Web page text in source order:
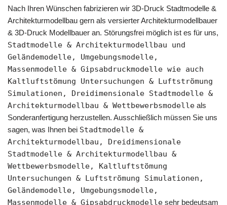
Nach Ihren Wünschen fabrizieren wir 3D-Druck Stadtmodelle &
Architekturmodellbau gern als versierter Architekturmodellbauer
& 3D-Druck Modellbauer an. Störungsfrei möglich ist es für uns,
Stadtmodelle & Architekturmodellbau und
Geländemodelle, Umgebungsmodelle,
Massenmodelle & Gipsabdruckmodelle wie auch
Kaltluftstömung Untersuchungen & Luftströmung
Simulationen, Dreidimensionale Stadtmodelle &
Architekturmodellbau & Wettbewerbsmodelle als
Sonderanfertigung herzustellen. Ausschließlich müssen Sie uns
sagen, was Ihnen bei Stadtmodelle &
Architekturmodellbau, Dreidimensionale
Stadtmodelle & Architekturmodellbau &
Wettbewerbsmodelle, Kaltluftstömung
Untersuchungen & Luftströmung Simulationen,
Geländemodelle, Umgebungsmodelle,
Massenmodelle & Gipsabdruckmodelle sehr bedeutsam